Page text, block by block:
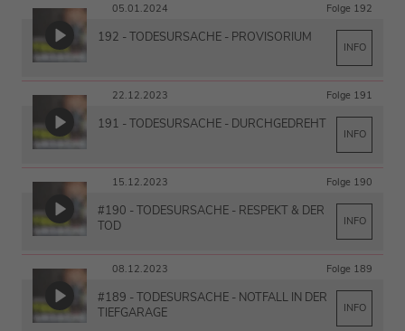
05.01.2024 Folge 192
192 - TODESURSACHE - PROVISORIUM
INFO
22.12.2023 Folge 191
191 - TODESURSACHE - DURCHGEDREHT
INFO
15.12.2023 Folge 190
#190 - TODESURSACHE - RESPEKT & DER
TOD
INFO
08.12.2023 Folge 189
#189 - TODESURSACHE - NOTFALL IN DER
TIEFGARAGE
INFO